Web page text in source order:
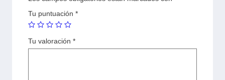
Tu puntuación *
Tu valoración *